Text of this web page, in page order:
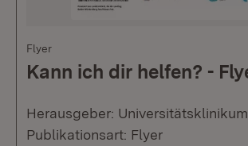
Flyer
Kann ich dir helfen? -
Herausgeber:
Publikationsart: Flyer